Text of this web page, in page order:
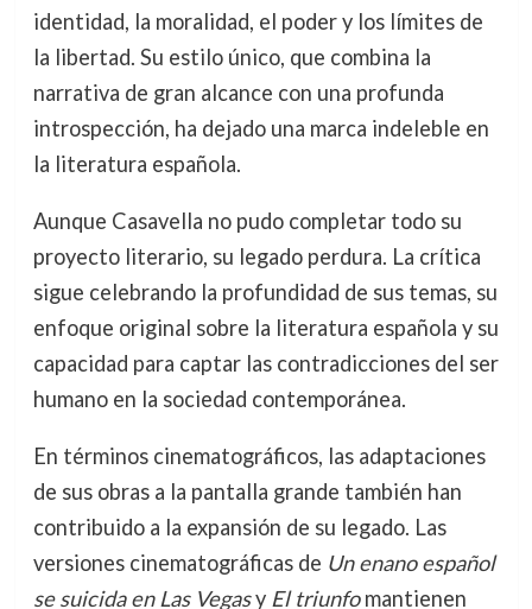
identidad, la moralidad, el poder y los límites de
la libertad. Su estilo único, que combina la
narrativa de gran alcance con una profunda
introspección, ha dejado una marca indeleble en
la literatura española.
Aunque Casavella no pudo completar todo su
proyecto literario, su legado perdura. La crítica
sigue celebrando la profundidad de sus temas, su
enfoque original sobre la literatura española y su
capacidad para captar las contradicciones del ser
humano en la sociedad contemporánea.
En términos cinematográficos, las adaptaciones
de sus obras a la pantalla grande también han
contribuido a la expansión de su legado. Las
versiones cinematográficas de Un enano español
se suicida en Las Vegasy El triunfomantienen